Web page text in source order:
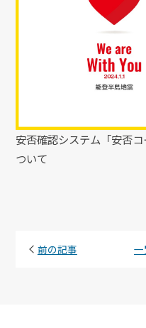
安否確認システム「安否
ついて
前の記事 一